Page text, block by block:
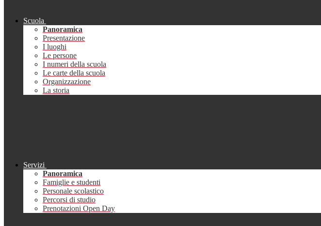
Scuola
Panoramica
Presentazione
I luoghi
Le persone
I numeri della scuola
Le carte della scuola
Organizzazione
La storia
Servizi
Panoramica
Famiglie e studenti
Personale scolastico
Percorsi di studio
Prenotazioni Open Day